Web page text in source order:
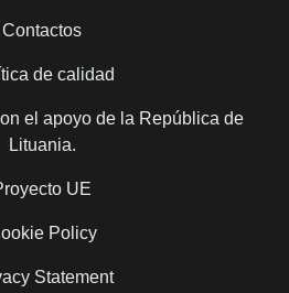
Contactos
de calidad
el apoyo de la República de
Lituania.
UE
Policy
Statement